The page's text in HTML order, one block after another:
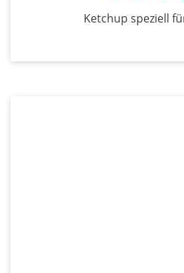
Ketchup speziell